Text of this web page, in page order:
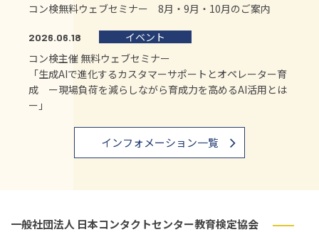
コン検無料ウェブセミナー 8月・9月・10月のご案内
2026.06.18
イベント
コン検主催 無料ウェブセミナー
「生成AIで進化するカスタマーサポートとオペレーター育
成 ー現場負荷を減らしながら育成力を高めるAI活用とは
ー」
インフォメーション一覧
一般社団法人 日本コンタクトセンター教育検定協会